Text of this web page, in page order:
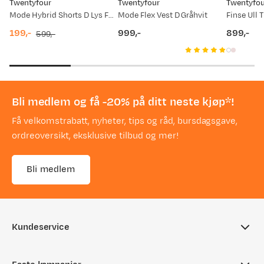
Twentyfour
Mode Hybrid Shorts D Lys Fersken
199,- 599,-
Twentyfour
Mode Flex Vest D Gråhvit
999,-
Finse Ull
price
899,-
Bli medlem og få -20% på ditt neste kjøp*!
Få velkomstrabatt, nyheter, tips og råd, bursdagsgave,
ordreoversikt, eksklusive tilbud og mer!
Bli medlem
Kundeservice